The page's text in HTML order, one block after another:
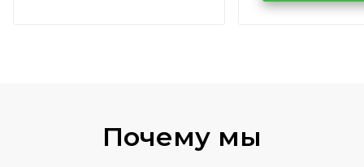
Volkswagen
Почему мы